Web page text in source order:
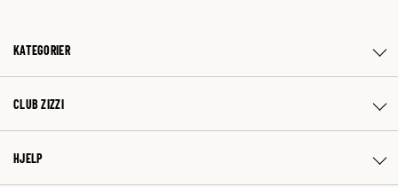
KATEGORIER
CLUB ZIZZI
HJELP